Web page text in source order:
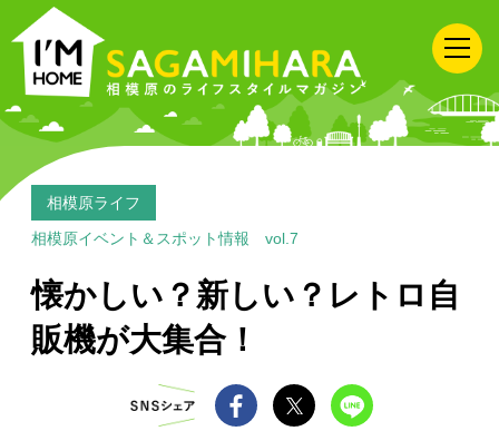
I'M
HOME
SAGAMIHARA
相
模
原
の
ラ
イ
フ
相模原ライフ
相模原イベント＆スポット情報 vol.7
懐かしい？新しい？レトロ自
販機が大集合！